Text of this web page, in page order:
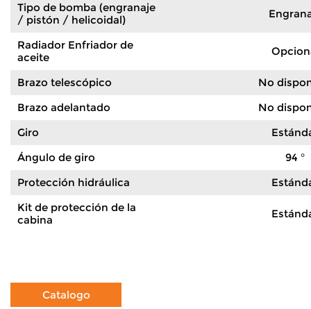
Tipo de bomba (engranaje
/ pistón / helicoidal)
Radiador Enfriador de
aceite
Brazo telescópico
No
Brazo adelantado
No
Giro
Ángulo de giro
94 °
Protección hidráulica
Kit de protección de la
cabina